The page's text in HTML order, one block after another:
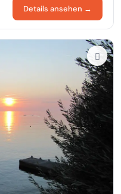
Details ansehen →